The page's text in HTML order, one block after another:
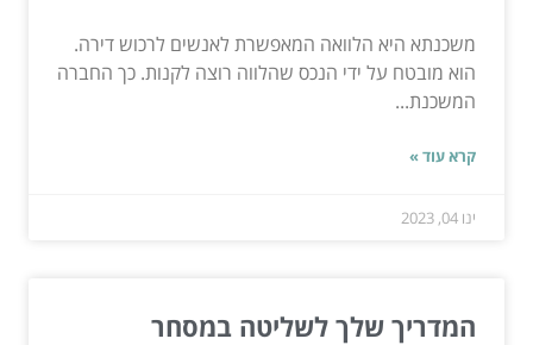
משכנתא היא הלוואה המאפשרת לאנשים לרכוש דירה.
הוא מובטח על ידי הנכס שהלווה רוצה לקנות. כך החברה
המשכנת...
קרא עוד »
ינו 04, 2023
המדריך שלך לשליטה במסחר